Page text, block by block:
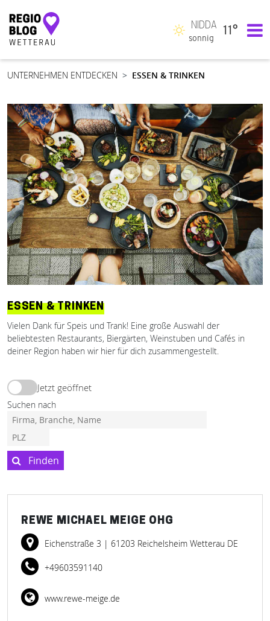
Hauptnavigation
NIDDA
sonnig
11°
UNTERNEHMEN ENTDECKEN ESSEN & TRINKEN
ESSEN & TRINKEN
Vielen Dank für Speis und Trank! Eine große Auswahl der
beliebtesten Restaurants, Biergärten, Weinstuben und Cafés in
deiner Region haben wir hier für dich zusammengestellt.
Jetzt geöffnet
Suchen nach
Finden
REWE MICHAEL MEIGE OHG
Eichenstraße 3 | 61203 Reichelsheim Wetterau DE
+49603591140
www.rewe-meige.de